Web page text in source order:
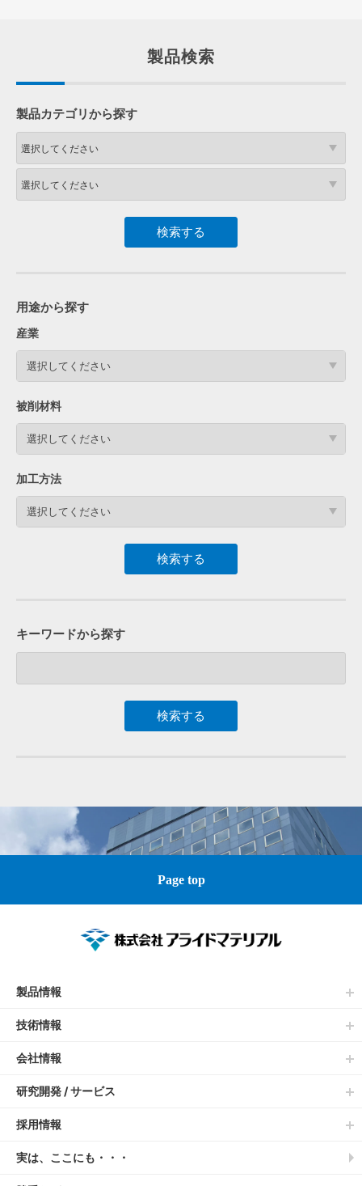
製品検索
製品カテゴリから探す
用途から探す
産業
選択してください
被削材料
選択してください
加工方法
選択してください
キーワードから探す
Page top
製品情報
技術情報
会社情報
研究開発 / サービス
採用情報
実は、ここにも・・・